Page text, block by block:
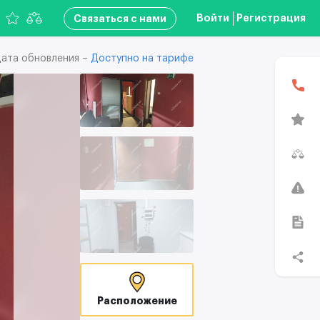
Связаться с нами Войти Регистрация
обновления – Доступно на тарифе
Расположение